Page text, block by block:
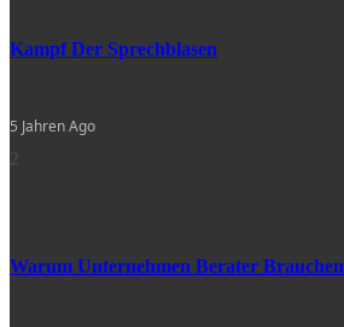
Kampf Der Sprechblasen
5 Jahren Ago
Warum Unternehmen Berater Brauchen